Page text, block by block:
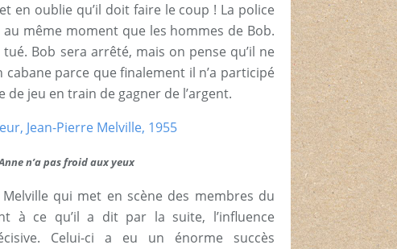
en oublie qu’il doit faire le coup ! La police
même moment que les hommes de Bob.
Bob sera arrêté, mais on pense qu’il ne
parce que finalement il n’a participé
de jeu en train de gagner de l’argent.
n’a pas froid aux yeux
qui met en scène des membres du
à ce qu’il a dit par la suite, l’influence
Celui-ci a eu un énorme succès